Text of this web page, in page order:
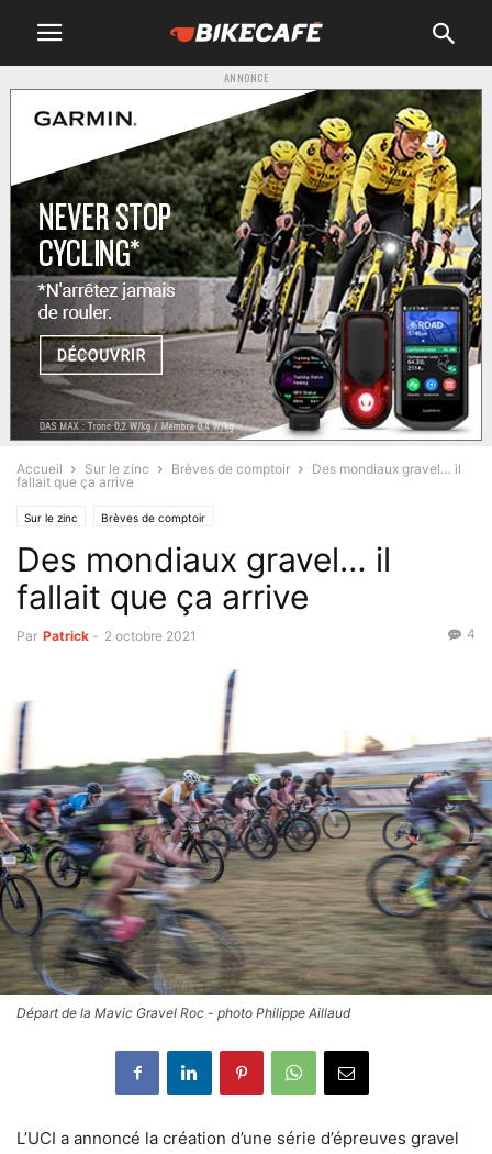
ANNONCE
Accueil Sur le zinc Brèves de comptoir
Des mondiaux gravel… il
fallait que ça arrive
Sur le zinc Brèves de comptoir
Des mondiaux gravel… il
fallait que ça arrive
Par Patrick - 2 octobre 2021 4
Départ de la Mavic Gravel Roc - photo Philippe Aillaud
L’UCI a annoncé la création d’une série d’épreuves gravel